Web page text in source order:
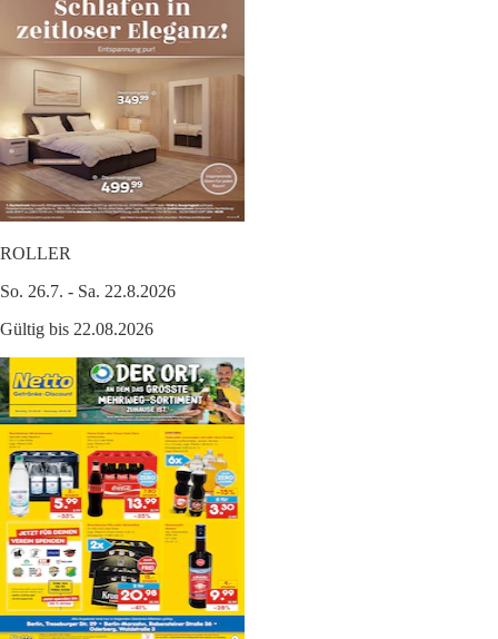
ROLLER
So. 26.7. - Sa. 22.8.2026
Gültig bis 22.08.2026